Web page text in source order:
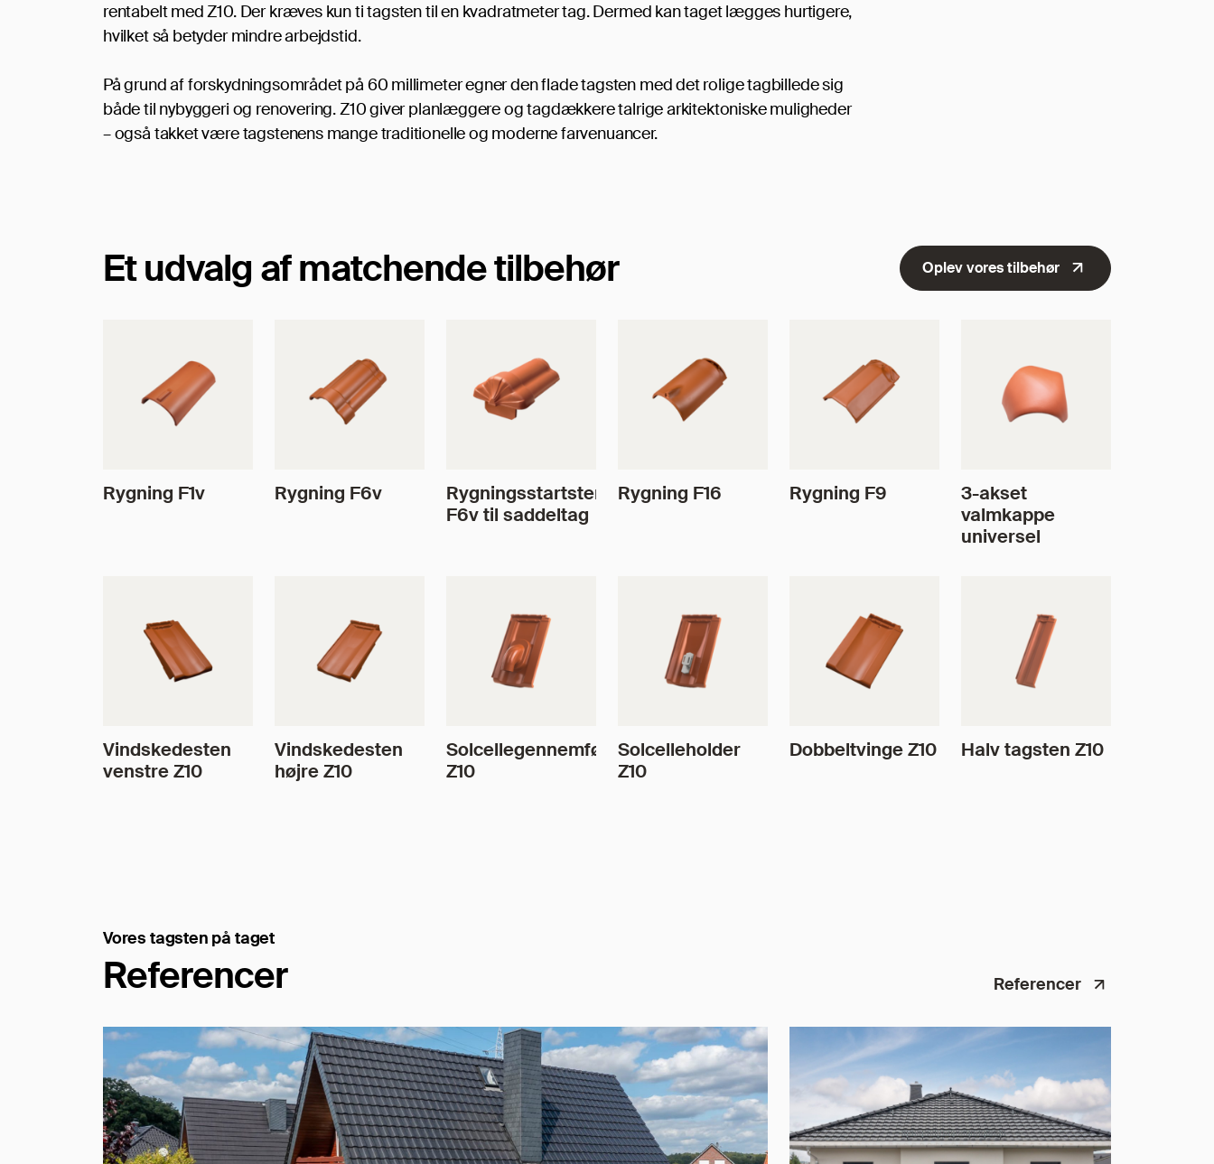
rentabelt med Z10. Der kræves kun ti tagsten til en kvadratmeter tag. Dermed kan taget lægges hurtigere,
hvilket så betyder mindre arbejdstid.
På grund af forskydningsområdet på 60 millimeter egner den flade tagsten med det rolige tagbillede sig
både til nybyggeri og renovering. Z10 giver planlæggere og tagdækkere talrige arkitektoniske muligheder
– også takket være tagstenens mange traditionelle og moderne farvenuancer.
Et udvalg af matchende tilbehør Oplev vores tilbehør
Rygning F1v Rygning F6v
Rygningsstartsten
F6v til saddeltag
Rygning F16 Rygning F9
3-akset
valmkappe
universel
Vindskedesten
venstre Z10
Vindskedesten
højre Z10
Solcellegennemføring
Z10
Solcelleholder
Z10
Dobbeltvinge Z10 Halv tagsten Z10
Vores tagsten på taget
Referencer Referencer